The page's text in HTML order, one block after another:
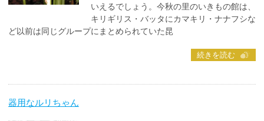
いえるでしょう。今秋の里のいきもの館は、
キリギリス・バッタにカマキリ・ナナフシな
ど以前は同じグループにまとめられていた昆
続きを読む
器用なルリちゃん